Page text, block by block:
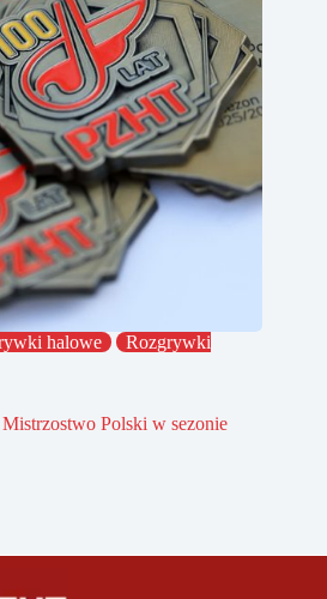
halowe
Rozgrywki
Polski w sezonie